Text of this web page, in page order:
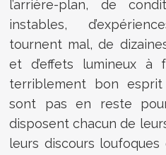
l’arrière-plan, de
instables,
tournent mal, de
et d’effets lumineux à
terriblement bon
sont pas en reste
disposent chacun de
leurs discours